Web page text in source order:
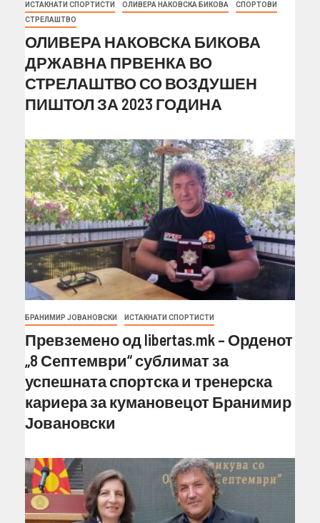
ИСТАКНАТИ СПОРТИСТИ ОЛИВЕРА НАКОВСКА БИКОВА
СПОРТОВИ
СТРЕЛАШТВО
ОЛИВЕРА НАКОВСКА БИКОВА
ДРЖАВНА ПРВЕНКА ВО
СТРЕЛАШТВО СО ВОЗДУШЕН
ПИШТОЛ ЗА 2023 ГОДИНА
БРАНИМИР ЈОВАНОВСКИ ИСТАКНАТИ СПОРТИСТИ
Превземено од libertas.mk – Орденот
„8 Септември“ сублимат за
успешната спортска и тренерска
кариера за кумановецот Бранимир
Јовановски